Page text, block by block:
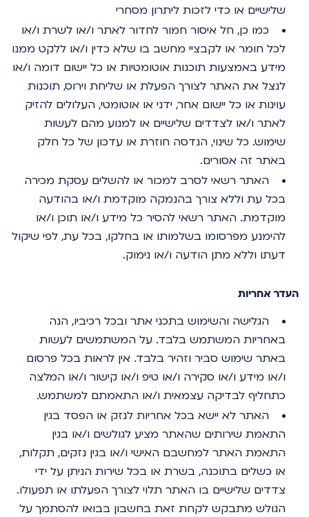
שלישיים או כדי לזכות ליתרון מסחרי
כמו כן, חל איסור חמור לחדור לאתר ו/או לשרת ו/או
לכל חומר או לקבציי מחשב בו שלא כדין ו/או ללקט ממנו
מידע באמצעות תוכנות אוטומטיות או כל יישום דומה ו/או
לנצל את האתר לצורך הפעלת או שליחת וירוס, תוכנות
עוינות או כל יישום אחר, ידני או אוטומטי, העלולים להזיק
לאתר ו/או לצדדים שלישיים או למנוע מהם לעשות
שימוש. כל שינוי, הנדסה חוזרת או עדכון של כל חלק
באתר זה אסורים.
האתר רשאי לסרב למכור או להשלים עסקת מכירה
בכל עת וללא צורך בהנמקה מוקדמת ו/או בהודעה
מוקדמת. האתר רשאי להסיר כל מידע ו/או תוכן ו/או
להימנע מפרסומו בשלמותו או בחלקו, בכל עת, לפי שיקול
דעתו וללא מתן הודעה ו/או נימוק.
העדר אחריות
הגלישה והשימוש בתכני אתר ובכל רכיביו, הנה
באחריות המשתמש בלבד. על המשתמשים לעשות
באתר שימוש סביר וזהיר בלבד. אין לראות בכל פרסום
ו/או מידע ו/או סקירה ו/או טיפ ו/או קישור ו/או המלצה
כתחליף לבדיקה עצמאית ו/או התאמתם למשתמש.
האתר לא יישא בכל אחריות לנזק או הפסד בגין
התאמת שירותים שהאתר מציע לגולשים ו/או בגין
התאמת האתר למחשבם האישי ו/או בגין נזקים, תקלות,
או כשלים בתוכנה, בשרת או בכל שירות הניתן על ידי
צדדים שלישיים בו האתר תלוי לצורך הפעלתו או תפעולו.
הגולש מתבקש לקחת זאת בחשבון בבואו להסתמך על